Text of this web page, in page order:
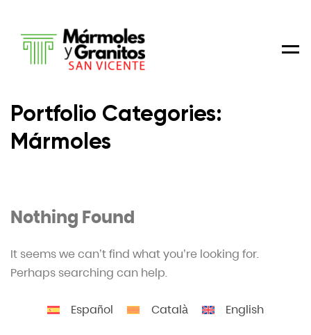
Portfolio Categories:
Mármoles
Nothing Found
It seems we can’t find what you’re looking for.
Perhaps searching can help.
Español Català English